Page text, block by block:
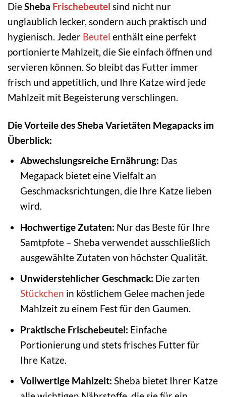
DieSheba Frischebeutel sind nicht nur
unglaublich lecker, sondern auch praktisch und
hygienisch. Jeder Beutel enthält eine perfekt
portionierte Mahlzeit, die Sie einfach öffnen und
servieren können. So bleibt das Futter immer
frisch und appetitlich, und Ihre Katze wird jede
Mahlzeit mit Begeisterung verschlingen.
Die Vorteile des Sheba Varietäten Megapacks im
Überblick:
Abwechslungsreiche Ernährung: Das
Megapack bietet eine Vielfalt an
Geschmacksrichtungen, die Ihre Katze lieben
wird.
Hochwertige Zutaten: Nur das Beste für Ihre
Samtpfote – Sheba verwendet ausschließlich
ausgewählte Zutaten von höchster Qualität.
Unwiderstehlicher Geschmack: Die zarten
Stückchen in köstlichem Gelee machen jede
Mahlzeit zu einem Fest für den Gaumen.
Praktische Frischebeutel: Einfache
Portionierung und stets frisches Futter für
Ihre Katze.
Vollwertige Mahlzeit: Sheba bietet Ihrer Katze